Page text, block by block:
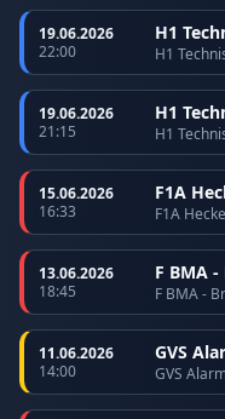
19.06.2026
22:00
H1
19.06.2026
21:15
H1
15.06.2026
16:33
F1A
F1A
13.06.2026
18:45
F BMA
11.06.2026
14:00
GVS
GVS